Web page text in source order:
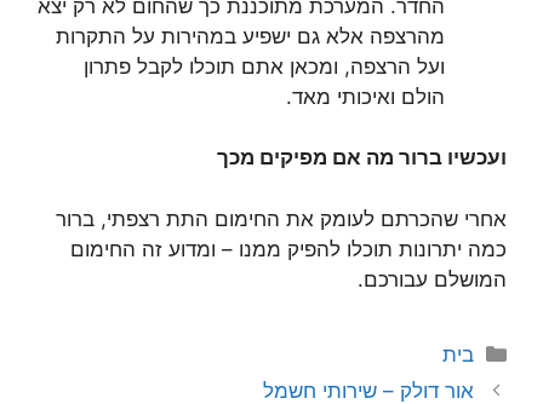
החדר. המערכת מתוכננת כך שהחום לא רק יצא
מהרצפה אלא גם ישפיע במהירות על התקרות
ועל הרצפה, ומכאן אתם תוכלו לקבל פתרון
הולם ואיכותי מאד.
ועכשיו ברור מה אם מפיקים מכך
אחרי שהכרתם לעומק את החימום התת רצפתי, ברור
כמה יתרונות תוכלו להפיק ממנו – ומדוע זה החימום
המושלם עבורכם.
קטגוריות
בית
אור דולק – שירותי חשמל